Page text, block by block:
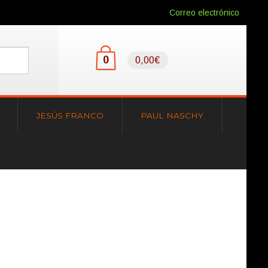
Correo electrónico
0 0,00€
JESÚS FRANCO PAUL NASCHY